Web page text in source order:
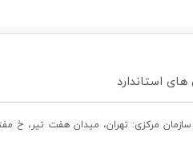
استاندارد
مرکزی: تهران، ميدان هفت تير، خ